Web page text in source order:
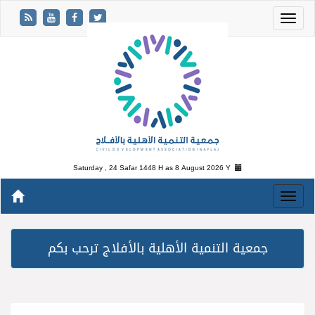
Saturday , 24 Safar 1448 H as8 August 2026 Y
جمعية التنمية الأهلية بالأفلاج ترحب بكم